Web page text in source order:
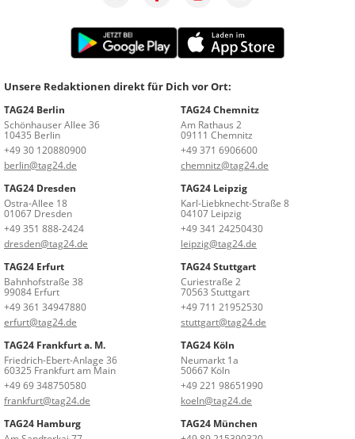
Unsere Redaktionen direkt für Dich vor Ort:
TAG24 Berlin
Schönhauser Allee 36
10435 Berlin
+49 30 120880900
berlin@tag24.de
TAG24 Chemnitz
Am Rathaus 2
09111 Chemnitz
+49 371 6906600
chemnitz@tag24.de
TAG24 Dresden
Ostra-Allee 18
01067 Dresden
+49 351 888-2424
dresden@tag24.de
TAG24 Leipzig
Karl-Liebknecht-Straße 8
04107 Leipzig
+49 341 24250430
leipzig@tag24.de
TAG24 Erfurt
Bahnhofstraße 38
99084 Erfurt
+49 361 34947880
erfurt@tag24.de
TAG24 Stuttgart
Curiestraße 2
70563 Stuttgart
+49 711 21952530
stuttgart@tag24.de
TAG24 Frankfurt a. M.
Friedrich-Ebert-Anlage 36
60325 Frankfurt am Main
+49 69 348750580
frankfurt@tag24.de
TAG24 Köln
Neumarkt 1a
50667 Köln
+49 221 98651990
koeln@tag24.de
TAG24 Hamburg
TAG24 München